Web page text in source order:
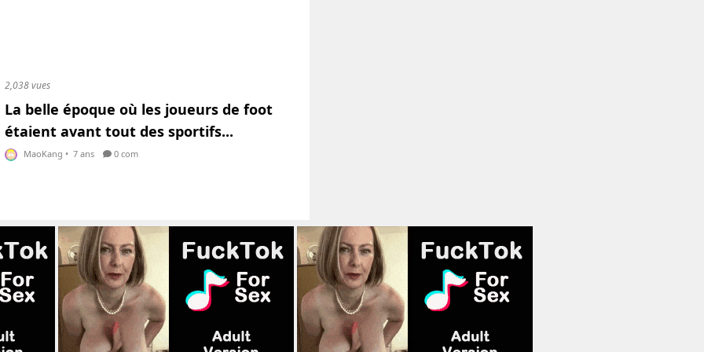
2,038 vues
La belle époque où les joueurs de foot
étaient avant tout des sportifs...
MaoKang • 7 ans 0 com